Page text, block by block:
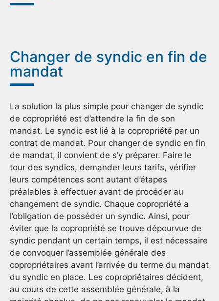
Changer de syndic en fin de
mandat
La solution la plus simple pour changer de syndic
de copropriété est d’attendre la fin de son
mandat. Le syndic est lié à la copropriété par un
contrat de mandat. Pour changer de syndic en fin
de mandat, il convient de s’y préparer. Faire le
tour des syndics, demander leurs tarifs, vérifier
leurs compétences sont autant d’étapes
préalables à effectuer avant de procéder au
changement de syndic. Chaque copropriété a
l’obligation de posséder un syndic. Ainsi, pour
éviter que la copropriété se trouve dépourvue de
syndic pendant un certain temps, il est nécessaire
de convoquer l’assemblée générale des
copropriétaires avant l’arrivée du terme du mandat
du syndic en place. Les copropriétaires décident,
au cours de cette assemblée générale, à la